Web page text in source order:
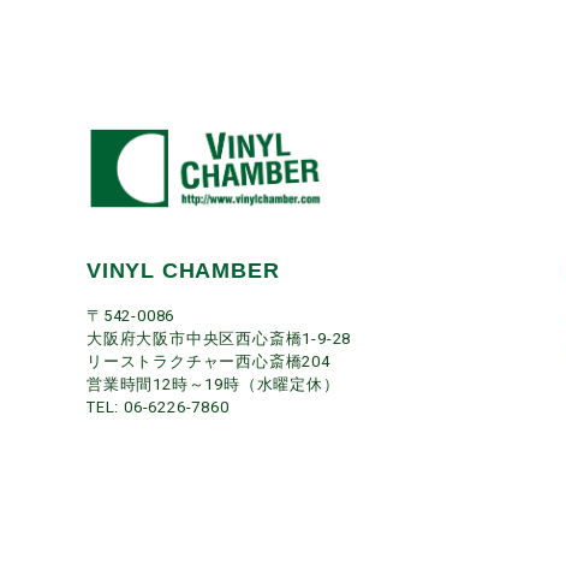
VINYL CHAMBER
〒542-0086
大阪府大阪市中央区西心斎橋1-9-28
リーストラクチャー西心斎橋204
営業時間12時～19時（水曜定休）
TEL: 06-6226-7860